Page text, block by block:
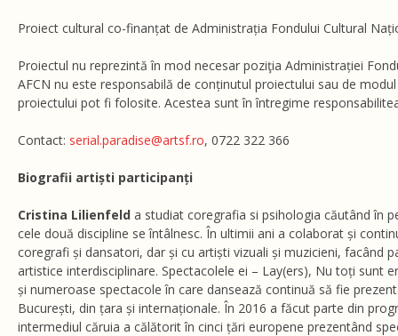
Proiect cultural co-finanțat de Administrația Fondului Cultural
Proiectul nu reprezintă în mod necesar poziţia Administrației
AFCN nu este responsabilă de conținutul proiectului sau de
proiectului pot fi folosite. Acestea sunt în întregime
Contact: serial.paradise@artsf.ro, 0722 322 366
Biografii artiști participanți
Cristina Lilienfeld a studiat coregrafia si psihologia căutând în
cele două discipline se întâlnesc. În ultimii ani a colaborat și
coregrafi și dansatori, dar și cu artiști vizuali și muzicieni, facând
artistice interdisciplinare. Spectacolele ei – Lay(ers), Nu toți sunt
și numeroase spectacole în care dansează continuă să fie
București, din țara și internaționale. În 2016 a făcut parte din
intermediul căruia a călătorit în cinci țări europene prezentând